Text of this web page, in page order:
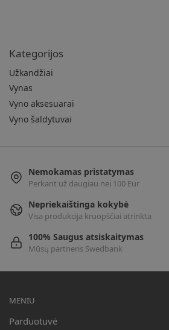
Kategorijos
Užkandžiai
Vynas
Vyno aksesuarai
Vyno šaldytuvai
Nemokamas pristatymas
Perkant už daugiau nei 100 Eur
Nepriekaištinga kokybė
Visa produkcija kruopščiai atrinkta
100% Saugus atsiskaitymas
Mūsų partneris Swedbank
MENIU
Parduotuvė